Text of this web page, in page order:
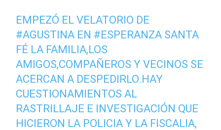
EMPEZÓ EL VELATORIO DE
#AGUSTINA EN #ESPERANZA SANTA
FÉ LA FAMILIA,LOS
AMIGOS,COMPAÑEROS Y VECINOS SE
ACERCAN A DESPEDIRLO.HAY
CUESTIONAMIENTOS AL
RASTRILLAJE E INVESTIGACIÓN QUE
HICIERON LA POLICIA Y LA FISCALIA,